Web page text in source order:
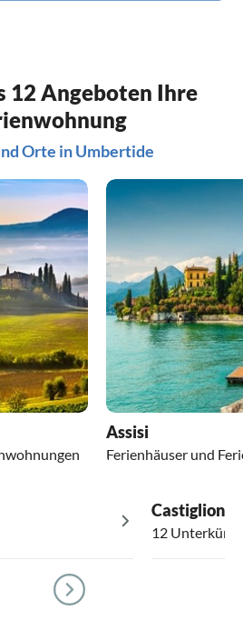
12 Angeboten Ihre
Orte in Umbertide
Assisi
Ferienhäuser und
Castiglione
12